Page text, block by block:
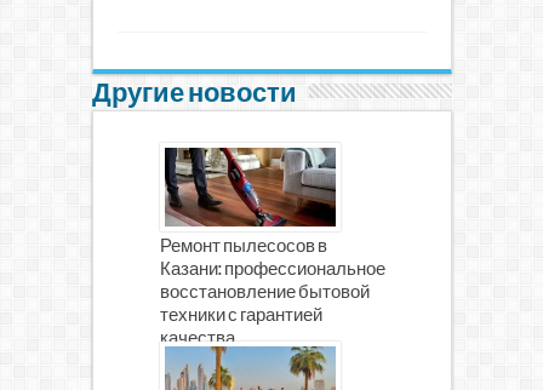
Другие новости
Ремонт пылесосов в
Казани: профессиональное
восстановление бытовой
техники с гарантией
качества